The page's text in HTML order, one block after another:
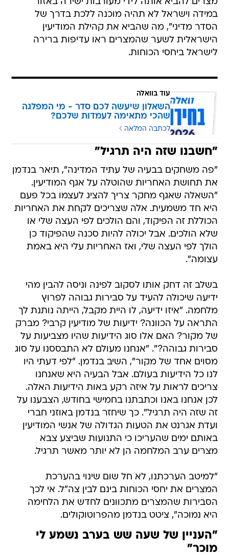
במידה וישראל לא תהיה מוכנה ללכת בדרך של
הסדר מדיני", מה שהביא את קהילת המודיעין
הישראלית לשער שהמצרים ראו עדיפות ברירה
לישראל ביחסי הכוחות.
עוד בוואלה
השאלון שיעשה לכם סדר - מי המפלגה
שהכי מתאימה לעמדות שלכם?
לכתבה המלאה
"חשבנו שזה היה תרגיל"
"פה משחקים בבעיה של עתיד המדינה", תיאר בנדמן
את תחושת האחריות שהוטלה על אגף המודיעין.
"השאלה שאגף מחקר צריך להציג לעצמו בכל פעם
היא חד משמעית. אלה שצריכים לקחת את האחריות
הכוללת זה הפיקוד, והם הולכים לפי העצה שלי או
שלא הולכים. אבל יכולה להיות סכנה שהפיקוד כן
הולך לפי העצה שלי, ואז האחריות עלי היא באמת
עצומה".
בשלב זה דחק אותו לסקוב לפינה וניסה להבין מהי
ידיעה שיכולה להעיד על סבירות גבוהה לפרוץ
מלחמה. "איזו ידיעה, לו היית מקבל, הייתה נותנת לך
התראה על הכוונה? ידיעות של מודיעין קרבי? מברק
של מקור? האם אלו סוג הידיעות שהיו מצביעות על
סבירות גבוהה?". "אנחנו מעולם לא התבססנו על סוג
מסוים אחד של מקור", השיב בנדמן. "לפי דעתי היו
לנו כל הידיעות בעולם. אבל הבעיה היא שאנחנו
צריכים לראות על איזה רקע באות הידיעות האלה.
לכן אנחנו באנו וכתבתנו בחמישי בחודש, הצבענו על
זה שזה היה תרגיל". כך שיחזר בנדמן באוזני חברי
ועדת אגרנט את הטעות הגדולה של אנשי המודיעין
באותם ימים שהעריכו כי התנועות שביצע צבא
מצרים ערב המלחמה הן לא יותר מאשר תרגיל.
"למיטב הערכתנו, לא חל שום שינוי בהערכת
המצרים את יחסי הכוחות בינם לבין צה"ל. אי לכך
הסבירות שהמצרים מתכוונים לחדש את הלחימה
היא נמוכה", ציטט בנדמן מהפרוטוקולים.
"העניין של שעה שש בערב נשמע לי
מוכר"